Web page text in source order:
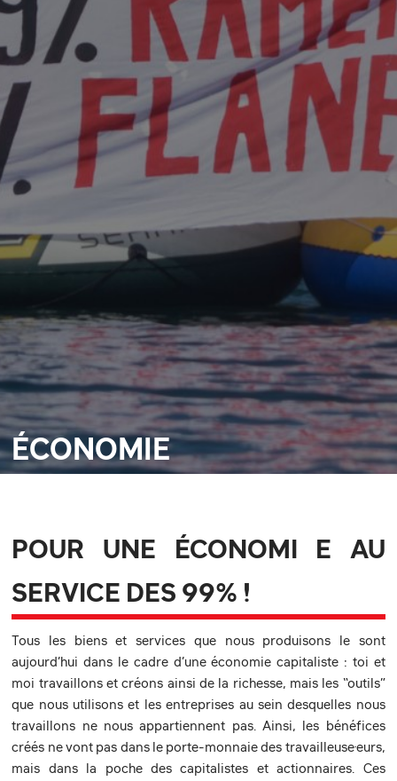
ÉCONOMIE
POUR UNE ÉCONOMI E AU
SERVICE DES 99% !
Tous les biens et services que nous produisons le sont
aujourd’hui dans le cadre d’une économie capitaliste : toi et
moi travaillons et créons ainsi de la richesse, mais les “outils”
que nous utilisons et les entreprises au sein desquelles nous
travaillons ne nous appartiennent pas. Ainsi, les bénéfices
créés ne vont pas dans le porte-monnaie des travailleuse·eurs,
mais dans la poche des capitalistes et actionnaires. Ces